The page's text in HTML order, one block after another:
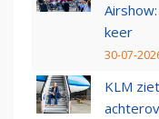
keer
30-07-
KLM